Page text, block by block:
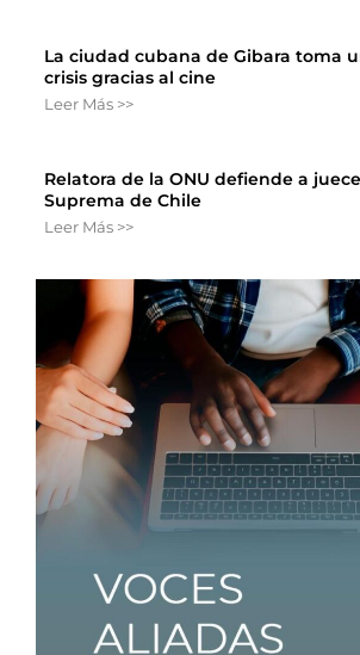
La ciudad cubana de Gibara toma
crisis gracias al cine
Leer Más >>
Relatora de la ONU defiende a
Suprema de Chile
Leer Más >>